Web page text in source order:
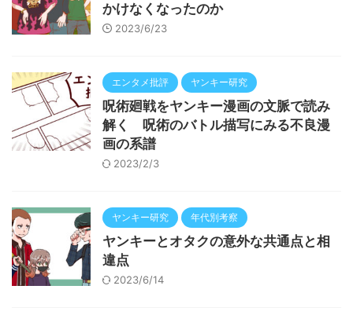
かけなくなったのか
2023/6/23
エンタメ批評 ヤンキー研究
呪術廻戦をヤンキー漫画の文脈で読み
解く 呪術のバトル描写にみる不良漫
画の系譜
2023/2/3
ヤンキー研究 年代別考察
ヤンキーとオタクの意外な共通点と相
違点
2023/6/14